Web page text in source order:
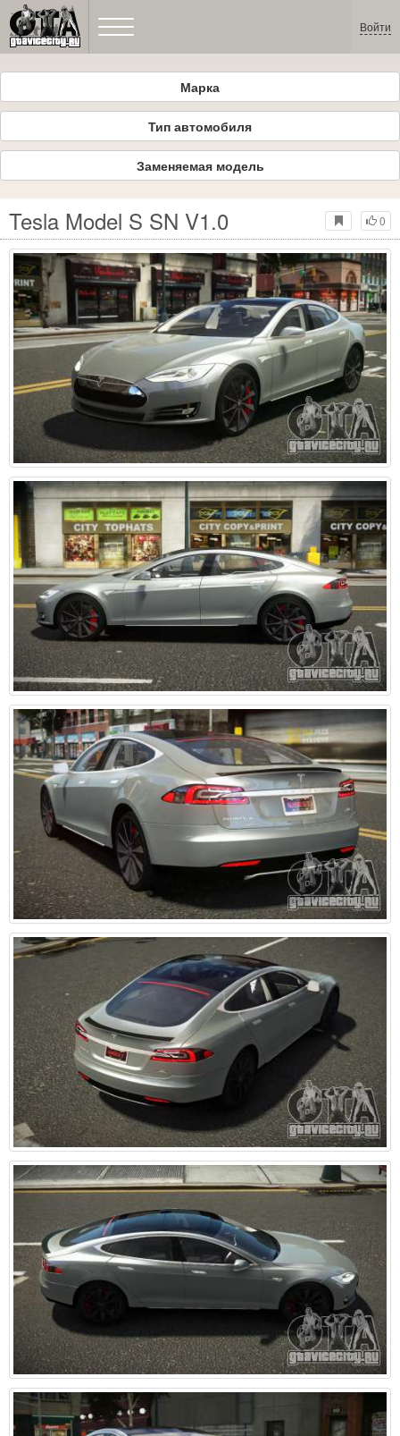
Войти
Марка
Тип автомобиля
Заменяемая модель
0
Tesla Model S SN V1.0